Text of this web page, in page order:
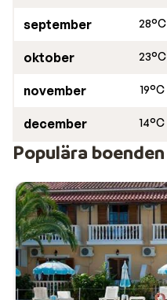
september 28°C
oktober 23°C
november 19°C
december 14°C
Populära boenden